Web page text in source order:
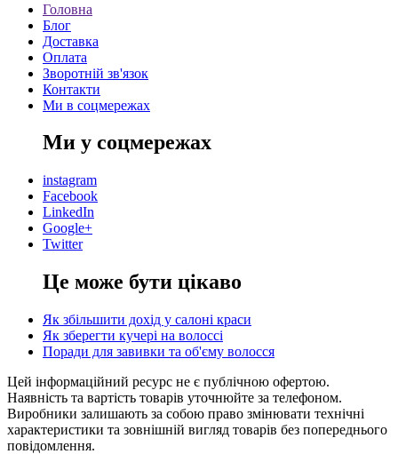
Головна
Блог
Доставка
Оплата
Зворотній зв'язок
Контакти
Ми в соцмережах
Ми у соцмережах
instagram
Facebook
LinkedIn
Google+
Twitter
Це може бути цікаво
Як збільшити дохід у салоні краси
Як зберегти кучері на волоссі
Поради для завивки та об'єму волосся
Цей інформаційний ресурс не є публічною офертою.
Наявність та вартість товарів уточнюйте за телефоном.
Виробники залишають за собою право змінювати технічні
характеристики та зовнішній вигляд товарів без попереднього
повідомлення.